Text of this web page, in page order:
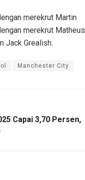
merekrut Martin
merekrut Matheus
Jack Grealish.
Manchester City
Capai 3,70 Persen,